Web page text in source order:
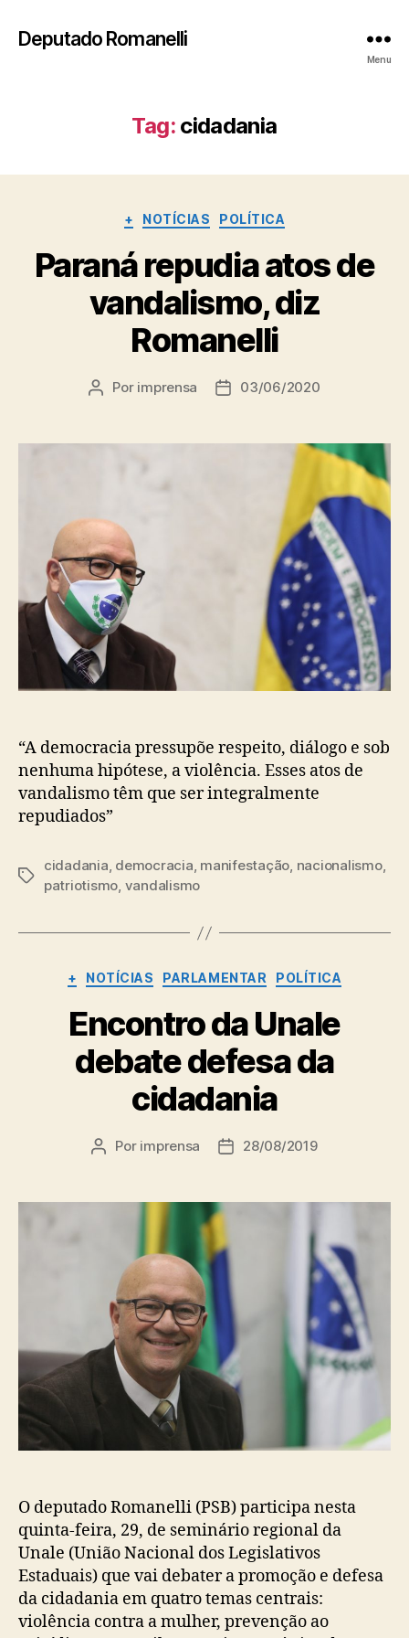
Deputado Romanelli
Menu
Tag: cidadania
Categorias
+ NOTÍCIAS POLÍTICA
Paraná repudia atos de
vandalismo, diz
Romanelli
Autor
Por imprensa
Data03/06/2020
“A democracia pressupõe respeito, diálogo e sob
nenhuma hipótese, a violência. Esses atos de
vandalismo têm que ser integralmente
repudiados”
Tags
cidadania, democracia, manifestação, nacionalismo,
patriotismo, vandalismo
Categorias
+ NOTÍCIAS PARLAMENTAR POLÍTICA
Encontro da Unale
debate defesa da
cidadania
Autor
Por imprensa
Data28/08/2019
O deputado Romanelli (PSB) participa nesta
quinta-feira, 29, de seminário regional da
Unale (União Nacional dos Legislativos
Estaduais) que vai debater a promoção e defesa
da cidadania em quatro temas centrais:
violência contra a mulher, prevenção ao